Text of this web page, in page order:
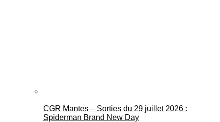
CGR Mantes – Sorties du 29 juillet 2026 :
Spiderman Brand New Day